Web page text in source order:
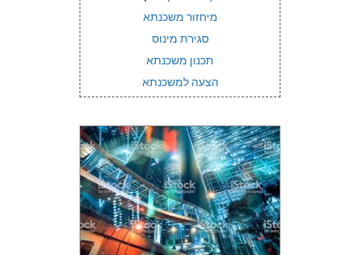
מיחזור משכנתא
סגירת מינוס
תכנון משכנתא
הצעה למשכנתא